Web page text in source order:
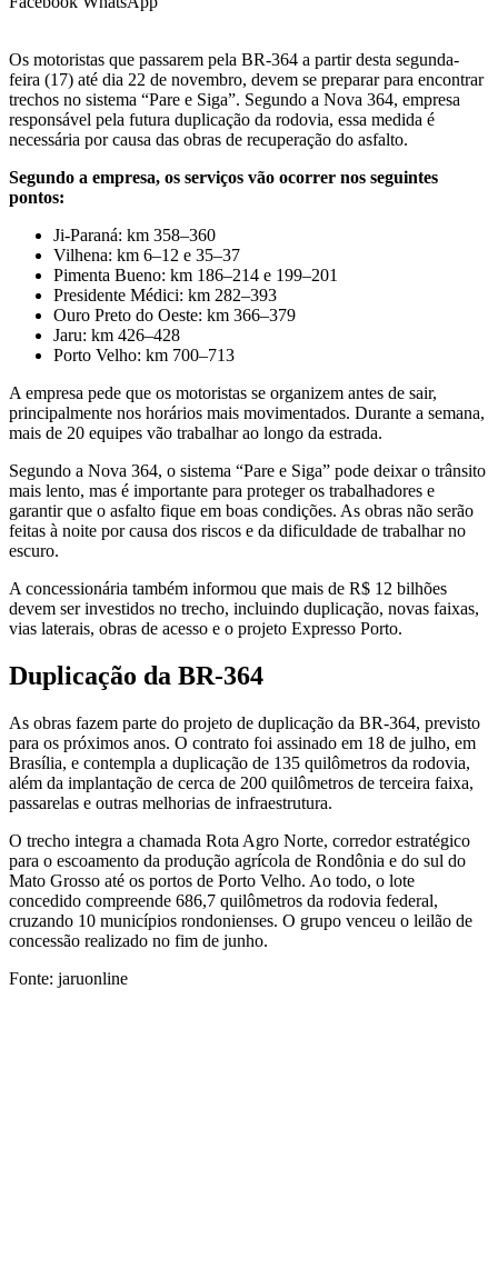
Os motoristas que passarem pela BR-364 a partir desta segunda-
feira (17) até dia 22 de novembro, devem se preparar para encontrar
trechos no sistema “Pare e Siga”. Segundo a Nova 364, empresa
responsável pela futura duplicação da rodovia, essa medida é
necessária por causa das obras de recuperação do asfalto.
Segundo a empresa, os serviços vão ocorrer nos seguintes
pontos:
Ji-Paraná: km 358–360
Vilhena: km 6–12 e 35–37
Pimenta Bueno: km 186–214 e 199–201
Presidente Médici: km 282–393
Ouro Preto do Oeste: km 366–379
Jaru: km 426–428
Porto Velho: km 700–713
A empresa pede que os motoristas se organizem antes de sair,
principalmente nos horários mais movimentados. Durante a semana,
mais de 20 equipes vão trabalhar ao longo da estrada.
Segundo a Nova 364, o sistema “Pare e Siga” pode deixar o trânsito
mais lento, mas é importante para proteger os trabalhadores e
garantir que o asfalto fique em boas condições. As obras não serão
feitas à noite por causa dos riscos e da dificuldade de trabalhar no
escuro.
A concessionária também informou que mais de R$ 12 bilhões
devem ser investidos no trecho, incluindo duplicação, novas faixas,
vias laterais, obras de acesso e o projeto Expresso Porto.
Duplicação da BR-364
As obras fazem parte do projeto de duplicação da BR-364, previsto
para os próximos anos. O contrato foi assinado em 18 de julho, em
Brasília, e contempla a duplicação de 135 quilômetros da rodovia,
além da implantação de cerca de 200 quilômetros de terceira faixa,
passarelas e outras melhorias de infraestrutura.
O trecho integra a chamada Rota Agro Norte, corredor estratégico
para o escoamento da produção agrícola de Rondônia e do sul do
Mato Grosso até os portos de Porto Velho. Ao todo, o lote
concedido compreende 686,7 quilômetros da rodovia federal,
cruzando 10 municípios rondonienses. O grupo venceu o leilão de
concessão realizado no fim de junho.
Fonte: jaruonline